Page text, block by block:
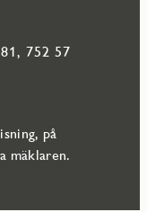
752 57
på
mäklaren.